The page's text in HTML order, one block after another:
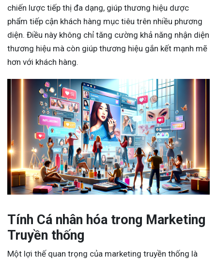
chiến lược tiếp thị đa dạng, giúp thương hiệu dược
phẩm tiếp cận khách hàng mục tiêu trên nhiều phương
diện. Điều này không chỉ tăng cường khả năng nhận diện
thương hiệu mà còn giúp thương hiệu gắn kết mạnh mẽ
hơn với khách hàng.
Tính Cá nhân hóa trong Marketing
Truyền thống
Một lợi thế quan trọng của marketing truyền thống là